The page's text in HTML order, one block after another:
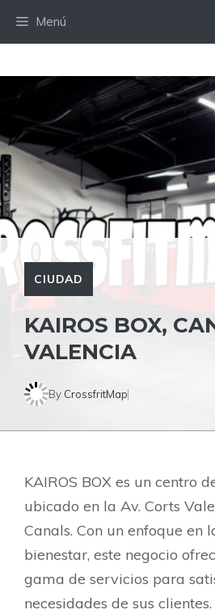
Menú
CIUDAD
KAIROS BOX,
VALENCIA
By CrossfritMap
KAIROS BOX es un centro
ubicado en la Av. Corts
Canals. Con un enfoque en
bienestar, este negocio
gama de servicios para
necesidades de sus clientes.